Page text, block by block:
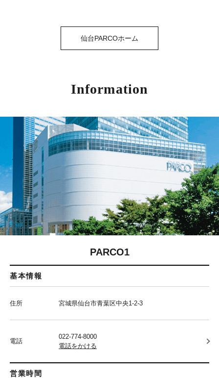
仙台PARCOホーム
Information
PARCO1
基本情報
住所 宮城県仙台市青葉区中央1-2-3
電話
022-774-8000
電話をかける
営業時間